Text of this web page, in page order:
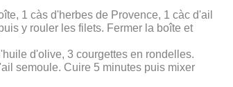
1 càs d'herbes de Provence, 1 càc d'ail
y rouler les filets. Fermer la boîte et
d'olive, 3 courgettes en rondelles.
semoule. Cuire 5 minutes puis mixer